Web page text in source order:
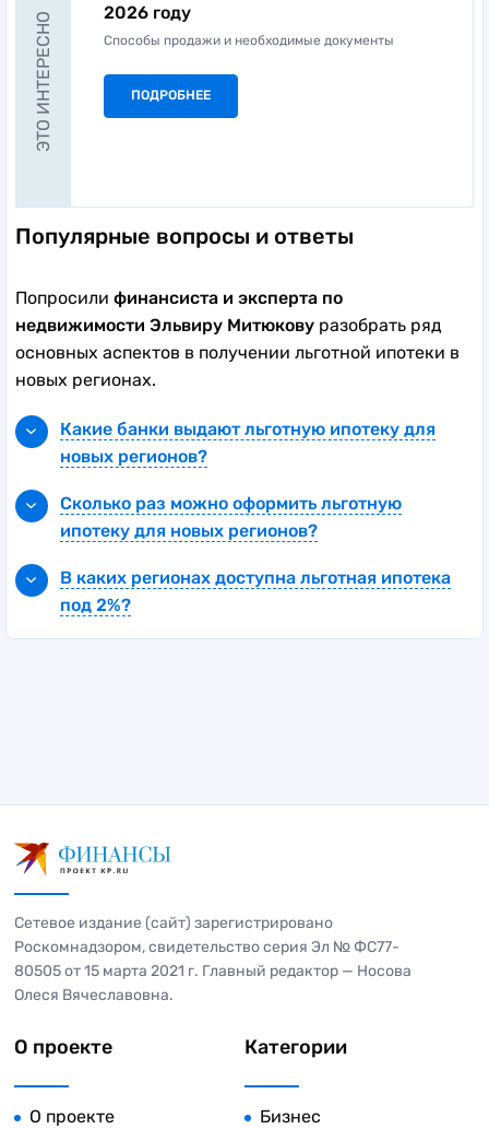
ЭТО ИНТЕРЕСНО
2026 году
Способы продажи и необходимые документы
ПОДРОБНЕЕ
Популярные вопросы и ответы
Попросили финансиста и эксперта по
недвижимости Эльвиру Митюкову разобрать ряд
основных аспектов в получении льготной ипотеки в
новых регионах.
Какие банки выдают льготную ипотеку для
новых регионов?
новых регионов предлагают крупнейшие
российские банки — Промсвязьбанк, Сбербанк
дальнейшем перечень участников программы
может увеличиться.
Сколько раз можно оформить льготную
ипотеку для новых регионов?
оформить только один раз. Это касается как
заемщика, так и созаемщика и поручителя.
В каких регионах доступна льготная ипотека
под 2%?
приобретать жилье на вторичном рынке по этой
льготной ставке.
Сетевое издание (сайт) зарегистрировано
Роскомнадзором, свидетельство серия Эл № ФС77-
80505 от 15 марта 2021 г. Главный редактор — Носова
Олеся Вячеславовна.
О проекте
О проекте
Категории
Бизнес